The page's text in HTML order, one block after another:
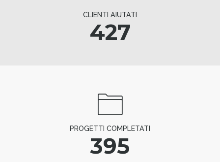
CLIENTI AIUTATI
427
PROGETTI COMPLETATI
395